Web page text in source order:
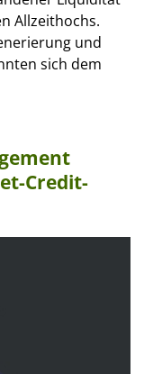
Allzeithochs.
und
sich dem
Credit-